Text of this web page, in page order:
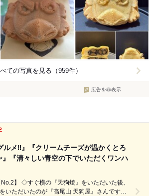
ての写真を見る（959件）
広告を非表示
ルメ‼️』『クリームチーズが温かくとろ
』『清々しい青空の下でいただくワンハ
ただいた後、
いただいたのが『高尾山 天狗屋』さんです✨